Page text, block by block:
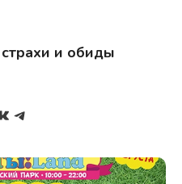
и обиды
Telegram